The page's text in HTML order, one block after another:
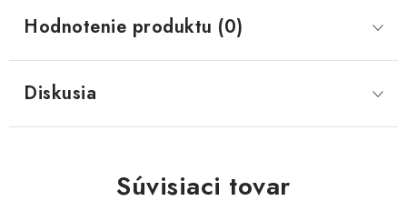
Hodnotenie produktu (0)
Diskusia
Súvisiaci tovar